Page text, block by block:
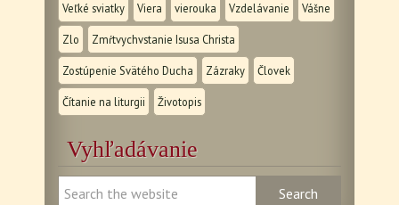
Veľké sviatky Viera vierouka Vzdelávanie Vášne
Zlo Zmŕtvychvstanie Isusa Christa
Zostúpenie Svätého Ducha Zázraky Človek
Čítanie na liturgii Životopis
Vyhľadávanie